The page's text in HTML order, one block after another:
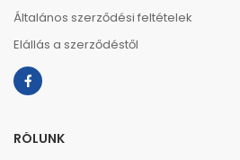
Általános szerződési feltételek
Elállás a szerződéstől
RÓLUNK